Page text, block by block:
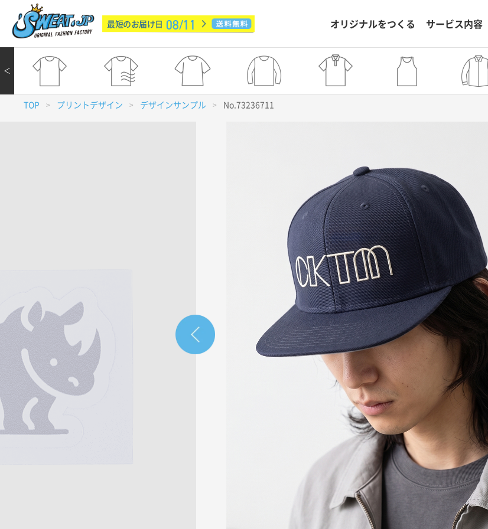
最短のお届け日 08/11 オリジナルをつくる サービス内容
＜
TOP > プリントデザイン > デザインサンプル > No.73236711